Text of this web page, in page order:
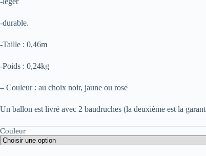
-durable.
-Taille : 0,46m
-Poids : 0,24kg
– Couleur : au choix noir, jaune ou rose
Un ballon est livré avec 2 baudruches (la deuxième est la
Couleur